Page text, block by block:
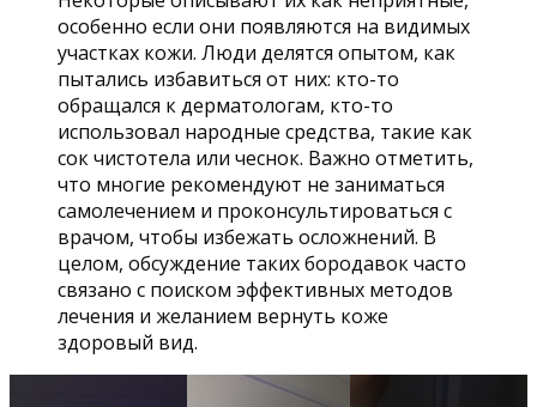
особенно если они появляются на видимых
участках кожи. Люди делятся опытом, как
пытались избавиться от них: кто-то
обращался к дерматологам, кто-то
использовал народные средства, такие как
сок чистотела или чеснок. Важно отметить,
что многие рекомендуют не заниматься
самолечением и проконсультироваться с
врачом, чтобы избежать осложнений. В
целом, обсуждение таких бородавок часто
связано с поиском эффективных методов
лечения и желанием вернуть коже
здоровый вид.